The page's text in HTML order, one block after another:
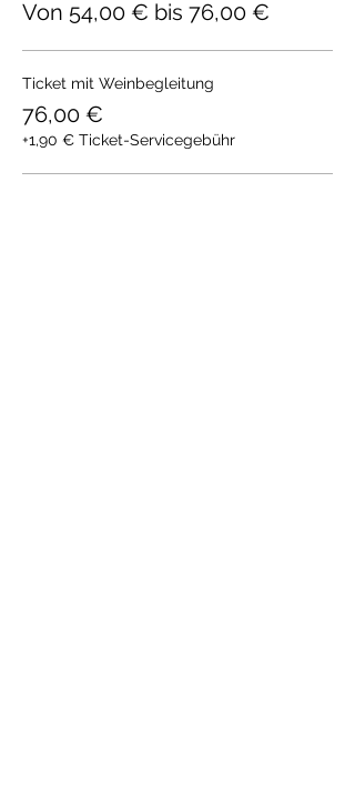
Von 54,00 € bis 76,00 €
Ticket mit Weinbegleitung
76,00 €
+1,90 € Ticket-Servicegebühr